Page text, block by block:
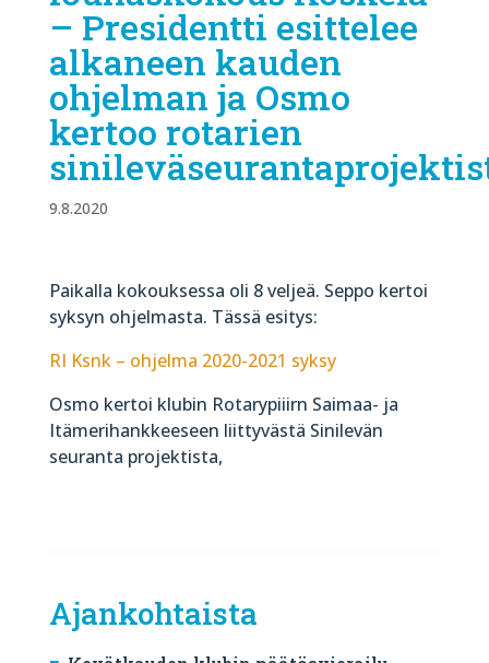
– Presidentti esittelee
alkaneen kauden
ohjelman ja Osmo
kertoo rotarien
9.8.2020
Paikalla kokouksessa oli 8 veljeä. Seppo kertoi
syksyn ohjelmasta. Tässä esitys:
RI Ksnk – ohjelma 2020-2021 syksy
Osmo kertoi klubin Rotarypiiirn Saimaa- ja
Itämerihankkeeseen liittyvästä Sinilevän
seuranta projektista,
Ajankohtaista